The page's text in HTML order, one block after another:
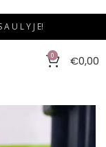
U L Y J E!
0 €0,00